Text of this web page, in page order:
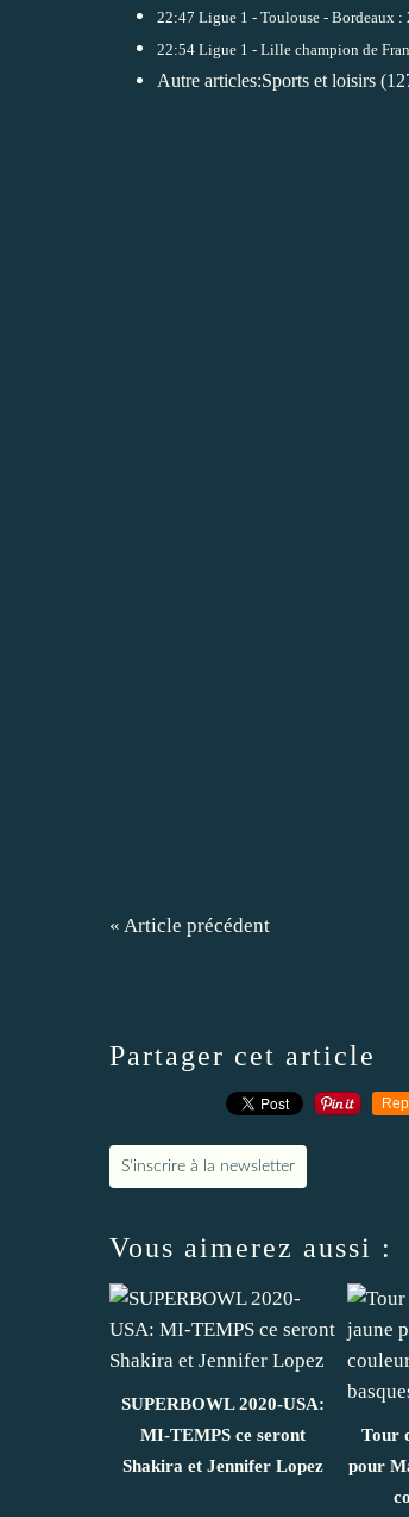
22:47 Ligue 1 - Toulouse - Bordeaux :
22:54 Ligue 1 - Lille champion de
Autre articles:Sports et loisirs
« Article précédent
Partager cet article
S'inscrire à la newsletter
Vous aimerez aussi :
SUPERBOWL 2020-USA:
MI-TEMPS ce seront
Shakira et Jennifer Lopez
Tour
pour